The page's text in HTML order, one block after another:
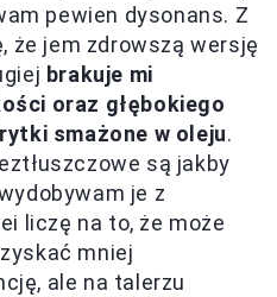
pewien dysonans. Z
że jem zdrowszą wersję
brakuje mi
oraz głębokiego
smażone w oleju.
są jakby
je z
liczę na to, że może
mniej
ale na talerzu